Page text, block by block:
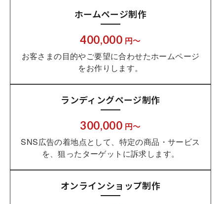
ホームページ制作
400,000 円～
お客さまの目的やご要望に合わせたホームページ
をお作りします。
ランディングページ制作
300,000 円～
SNS広告の着地点として、特定の商品・サービス
を、狙ったターゲットに訴求します。
オンラインショップ制作